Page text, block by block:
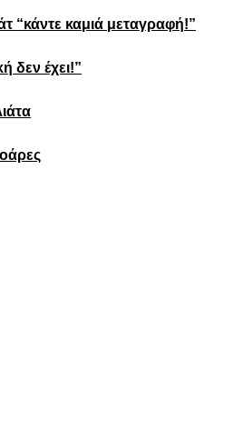
“κάντε καμιά μεταγραφή!”
δεν έχει!”